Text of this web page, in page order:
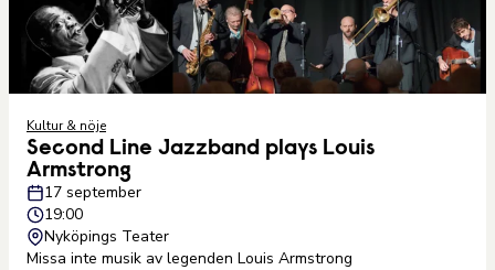
Kultur & nöje
Second Line Jazzband plays Louis
Armstrong
17 september
19:00
Nyköpings Teater
Missa inte musik av legenden Louis Armstrong